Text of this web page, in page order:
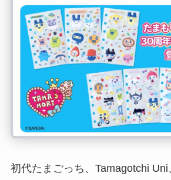
初代たまごっち、Tamagotchi